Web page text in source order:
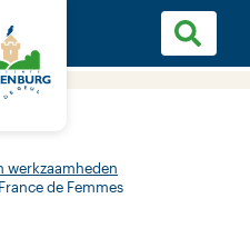
werkzaamheden
de Femmes